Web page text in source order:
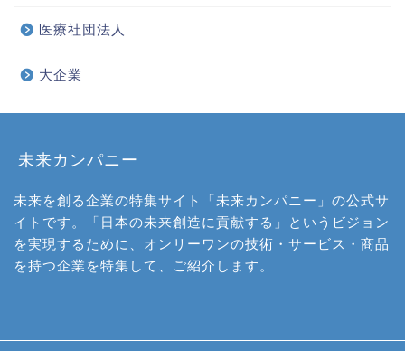
医療社団法人
大企業
未来カンパニー
未来を創る企業の特集サイト「未来カンパニー」の公式サ
イトです。「日本の未来創造に貢献する」というビジョン
を実現するために、オンリーワンの技術・サービス・商品
を持つ企業を特集して、ご紹介します。